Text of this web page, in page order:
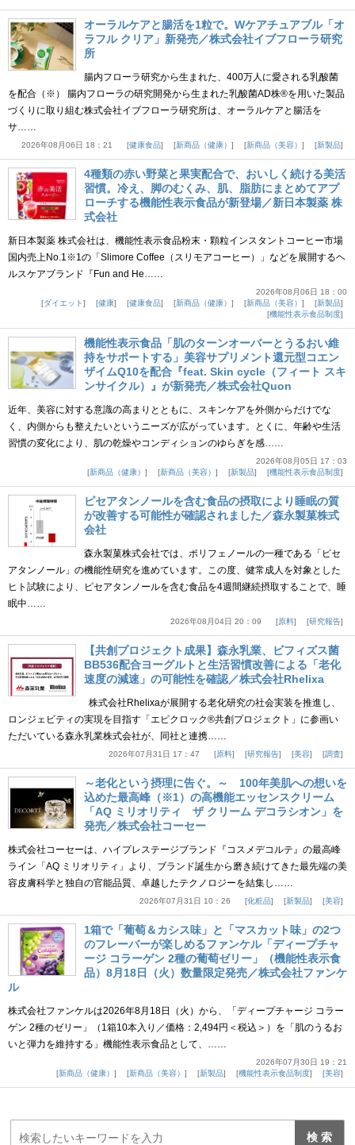
オーラルケアと腸活を1粒で。Wケアチュアブル「オ
ラフル クリア」新発売／株式会社イブフローラ研究
所
腸内フローラ研究から生まれた、400万人に愛される乳酸菌
を配合（※） 腸内フローラの研究開発から生まれた乳酸菌AD株®を用いた製品
づくりに取り組む株式会社イブフローラ研究所は、オーラルケアと腸活を
サ……
2026年08月06日 18：21 健康食品 新商品（健康） 新商品（美容） 新製品
4種類の赤い野菜と果実配合で、おいしく続ける美活
習慣。冷え、脚のむくみ、肌、脂肪にまとめてアプ
ローチする機能性表示食品が新登場／新日本製薬 株
式会社
新日本製薬 株式会社は、機能性表示食品粉末・顆粒インスタントコーヒー市場
国内売上No.1※1の「Slimore Coffee（スリモアコーヒー）」などを展開するヘ
ルスケアブランド『Fun and He……
2026年08月06日 18：00
ダイエット
健康 健康食品 新商品（健康） 新商品（美容）
新製品
機能性表示食品制度
機能性表示食品「肌のターンオーバーとうるおい維
持をサポートする」美容サプリメント還元型コエン
ザイムQ10を配合『feat. Skin cycle（フィート スキ
ンサイクル）』が新発売／株式会社Quon
近年、美容に対する意識の高まりとともに、スキンケアを外側からだけでな
く、内側からも整えたいというニーズが広がっています。とくに、年齢や生活
習慣の変化により、肌の乾燥やコンディションのゆらぎを感……
2026年08月05日 17：03
新商品（健康）
新商品（美容） 新製品 機能性表示食品制度
ピセアタンノールを含む食品の摂取により睡眠の質
が改善する可能性が確認されました／森永製菓株式
会社
森永製菓株式会社では、ポリフェノールの一種である「ピセ
アタンノール」の機能性研究を進めています。この度、健常成人を対象とした
ヒト試験により、ピセアタンノールを含む食品を4週間継続摂取することで、睡
眠中……
2026年08月04日 20：09 原料 研究報告
【共創プロジェクト成果】森永乳業、ビフィズス菌
BB536配合ヨーグルトと生活習慣改善による「老化
速度の減速」の可能性を確認／株式会社Rhelixa
株式会社Rhelixaが展開する老化研究の社会実装を推進し、
ロンジェビティの実現を目指す「エピクロック®共創プロジェクト」に参画い
ただいている森永乳業株式会社が、同社と連携……
2026年07月31日 17：47 原料 研究報告 美容 調査
～老化という摂理に告ぐ。～ 100年美肌への想いを
込めた最高峰（※1）の高機能エッセンスクリーム
「AQ ミリオリティ ザ クリーム デコラシオン」を
発売／株式会社コーセー
株式会社コーセーは、ハイプレステージブランド『コスメデコルテ』の最高峰
ライン「AQ ミリオリティ」より、ブランド誕生から磨き続けてきた最先端の美
容皮膚科学と独自の官能品質、卓越したテクノロジーを結集し……
2026年07月31日 10：26 化粧品 新製品 美容
1箱で「葡萄＆カシス味」と「マスカット味」の2つ
のフレーバーが楽しめるファンケル「ディープチャ
ージ コラーゲン 2種の葡萄ゼリー」（機能性表示食
品）8月18日（火）数量限定発売／株式会社ファンケ
ル
株式会社ファンケルは2026年8月18日（火）から、「ディープチャージ コラー
ゲン 2種のゼリー」（1箱10本入り／価格：2,494円＜税込＞）を「肌のうるお
いと弾力を維持する」機能性表示食品として、……
2026年07月30日 19：21
新商品（健康）
新商品（美容） 新製品 機能性表示食品制度 美容